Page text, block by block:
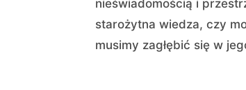
nieświadomością i
starożytna wiedza, czy
musimy zagłębić się w